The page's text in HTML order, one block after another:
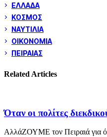
ΕΛΛΑΔΑ
ΚΟΣΜΟΣ
ΝΑΥΤΙΛΙΑ
ΟΙΚΟΝΟΜΙΑ
ΠΕΙΡΑΙΑΣ
Related Articles
Όταν οι πολίτες
ΑλλάΖΟΥΜΕ τον Πειραιά για